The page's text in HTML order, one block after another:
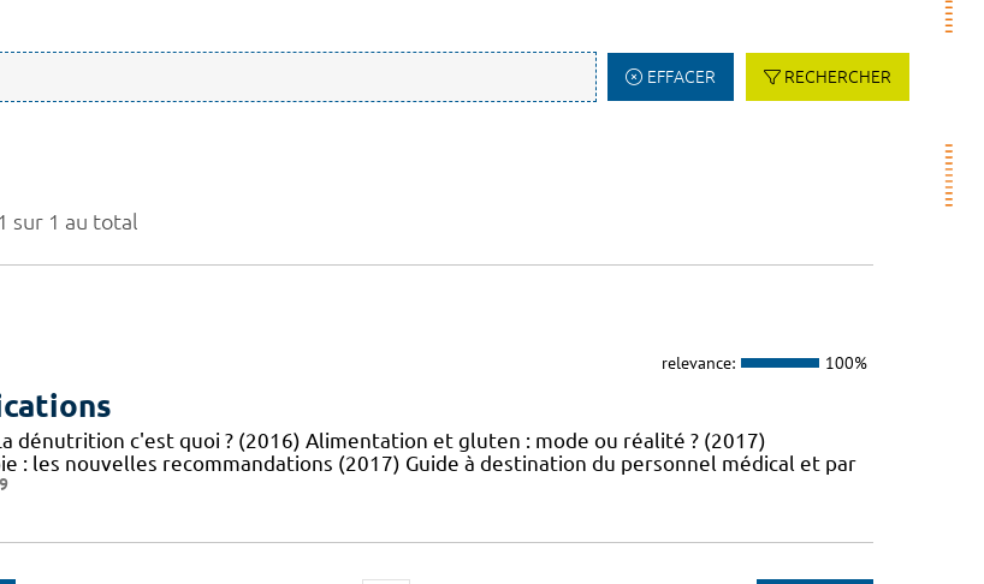
EFFACER RECHERCHER
sur 1 au total
relevance: 100%
dénutrition c'est quoi ? (2016) Alimentation et gluten : mode ou réalité ? (2017)
: les nouvelles recommandations (2017) Guide à destination du personnel médical et par